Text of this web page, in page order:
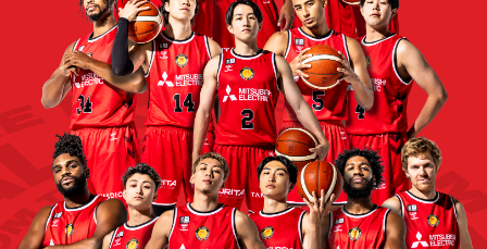
願いいたします。
カップホルダー付
単席での販売はございません。
RAISE THE REDシートB
一般 Special ¥4,900 / High ¥3,900 / Middle ¥2,900 /
Low ¥1,900
FC
Special ¥2,500 / High ¥2,000 / Middle ¥1,500 /
Low ¥1,000